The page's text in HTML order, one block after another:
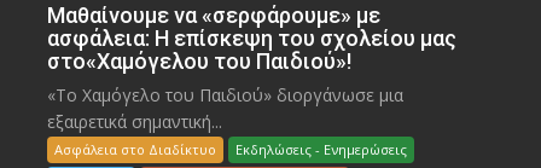
Μαθαίνουμε να «σερφάρουμε» με
ασφάλεια: Η επίσκεψη του σχολείου μας
στο«Χαμόγελου του Παιδιού»!
«Το Χαμόγελο του Παιδιού» διοργάνωσε μια
εξαιρετικά σημαντική...
Ασφάλεια στο Διαδίκτυο
Εκδηλώσεις - Ενημερώσεις